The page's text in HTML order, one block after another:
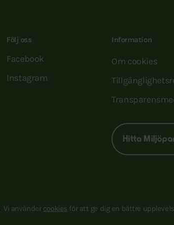
Följ oss
Facebook
Instagram
Information
Om cookies
Hitta
Vi använder cookies för att ge dig en bättre